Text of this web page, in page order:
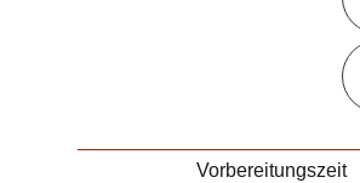
Vorbereitungszeit